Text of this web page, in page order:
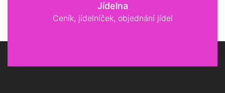
Jídelna
Ceník, jídelníček, objednání jídel